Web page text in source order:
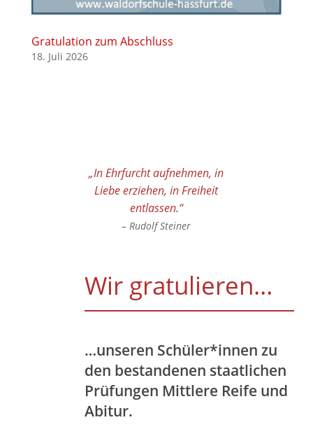
Gratulation zum Abschluss
18. Juli 2026
„In Ehrfurcht aufnehmen, in
Liebe erziehen, in Freiheit
entlassen.“
– Rudolf Steiner
Wir gratulieren…
…unseren Schüler*innen zu
den bestandenen staatlichen
Prüfungen Mittlere Reife und
Abitur.